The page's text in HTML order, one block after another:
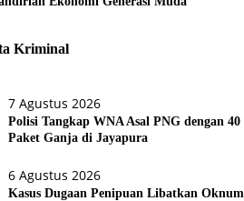
Kriminal
7 Agustus 2026
Polisi Tangkap WNA Asal PNG dengan 40
Paket Ganja di Jayapura
6 Agustus 2026
Kasus Dugaan Penipuan Libatkan Oknum